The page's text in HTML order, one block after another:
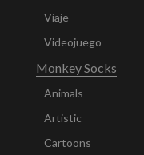
Viaje
Videojuego
Monkey Socks
Animals
Artistic
Cartoons